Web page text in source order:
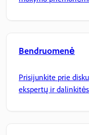
Bendruomenė
Prisijunkite prie
ekspertų ir